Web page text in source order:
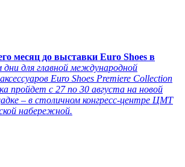
месяц до выставки Euro Shoes в
для главной международной
Euro Shoes Premiere Collection
пройдет с 27 по 30 августа на новой
– в столичном конгресс-центре ЦМТ
набережной.